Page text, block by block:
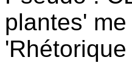
plantes'